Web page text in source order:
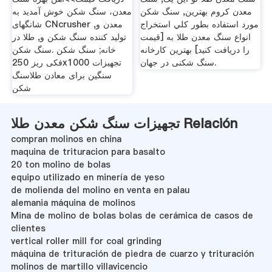
معدن، سنگ شکن خوش آمدید به
شانگهای CNcrusher معدن و,
تولید کننده سنگ شکن و, طلا در
خانه; سنگ شکن .سنگ شکن
فکی ریز 250x1000 تجهیزات
سنگین برای معادن طلاسنگ
شکن
معدن کروم بهترین, سنگ شکن
مورد استفاده بطور كلي استخراج
انواع سنگ معدن طلا به [قیمت
را دریافت کنید] بهترین کارخانه
سنگ شکنی در جهان.
تجهیزات سنگ شکن معدن طلا Relación
compran molinos en china
maquina de trituracion para basalto
20 ton molino de bolas
equipo utilizado en minería de yeso
de molienda del molino en venta en palau
alemania máquina de molinos
Mina de molino de bolas bolas de cerámica de casos de
clientes
vertical roller mill for coal grinding
máquina de trituración de piedra de cuarzo y trituración
molinos de martillo villavicencio